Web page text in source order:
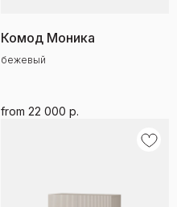
Комод Моника
бежевый
from 22 000 р.